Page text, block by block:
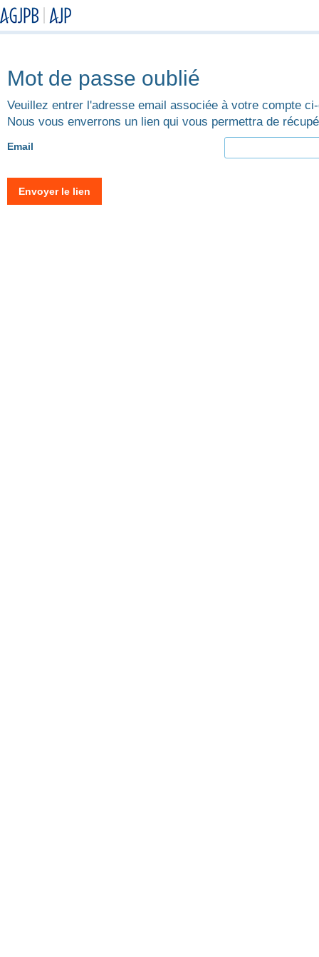
Mot de passe oublié
Veuillez entrer l'adresse email associée à votre compte
Nous vous enverrons un lien qui vous permettra de
Email